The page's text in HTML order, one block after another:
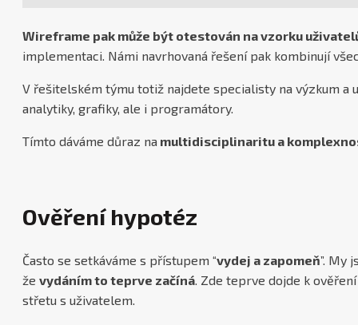
Wireframe pak může být otestován na vzorku
implementaci. Námi navrhovaná řešení pak kombinují
V řešitelském týmu totiž najdete specialisty na výzkum a
analytiky, grafiky, ale i programátory.
Tímto dáváme důraz na multidisciplinaritu a
Ověření hypotéz
Často se setkáváme s přístupem “vydej a zapomeň”. My
že vydáním to teprve začíná . Zde teprve dojde k
střetu s uživatelem.